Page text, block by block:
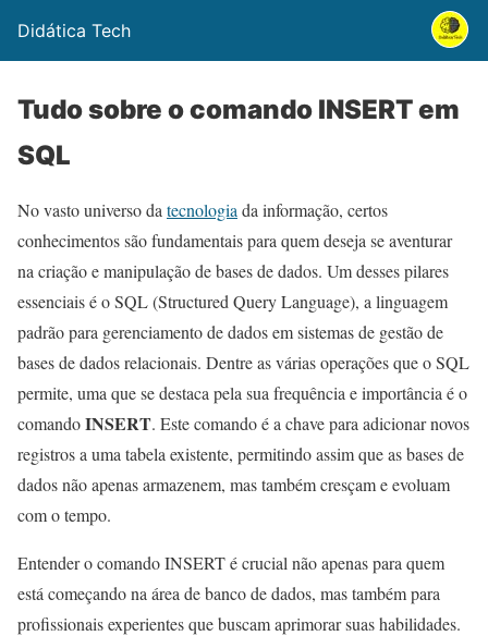
Didática Tech
Tudo sobre o comando INSERT em
SQL
No vasto universo da tecnologia da informação, certos
conhecimentos são fundamentais para quem deseja se aventurar
na criação e manipulação de bases de dados. Um desses pilares
essenciais é o SQL (Structured Query Language), a linguagem
padrão para gerenciamento de dados em sistemas de gestão de
bases de dados relacionais. Dentre as várias operações que o SQL
permite, uma que se destaca pela sua frequência e importância é o
comandoINSERT. Este comando é a chave para adicionar novos
registros a uma tabela existente, permitindo assim que as bases de
dados não apenas armazenem, mas também cresçam e evoluam
com o tempo.
Entender o comando INSERT é crucial não apenas para quem
está começando na área de banco de dados, mas também para
profissionais experientes que buscam aprimorar suas habilidades.